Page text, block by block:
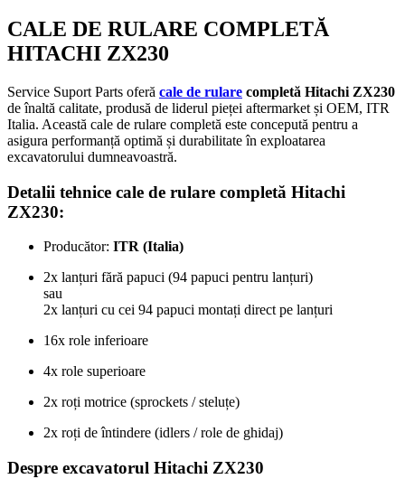
CALE DE RULARE COMPLETĂ
HITACHI ZX230
Service Suport Parts oferă cale de rulare completă Hitachi ZX230
de înaltă calitate, produsă de liderul pieței aftermarket și OEM, ITR
Italia. Această cale de rulare completă este concepută pentru a
asigura performanță optimă și durabilitate în exploatarea
excavatorului dumneavoastră.
Detalii tehnice cale de rulare completă Hitachi
ZX230:
Producător: ITR (Italia)
2x lanțuri fără papuci (94 papuci pentru lanțuri)
sau
2x lanțuri cu cei 94 papuci montați direct pe lanțuri
16x role inferioare
4x role superioare
2x roți motrice (sprockets / steluțe)
2x roți de întindere (idlers / role de ghidaj)
Despre excavatorul Hitachi ZX230